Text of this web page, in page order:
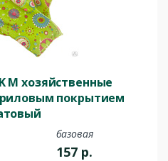
М хозяйственные
покрытием
базовая
157 р.